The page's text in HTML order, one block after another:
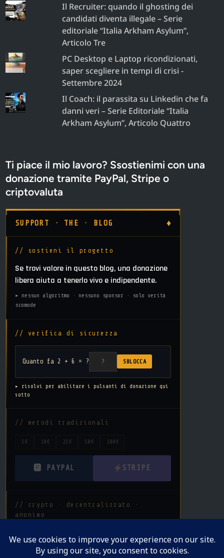
Il Recruiter: quando il ghosting dei
candidati diventa illegale – Serie
editoriale “Italia Arkham Asylum”,
Articolo Tre
PC Desktop e Laptop ricondizionati,
saper scegliere in tempi di crisi -
Settembre 2024
Il Coach: il parassita su Linkedin che fa
danni veri – Serie Editoriale “Italia
Arkham Asylum”, Articolo Quattro
Ti piace il mio lavoro? Ssostienimi con una
donazione tramite PayPal, Stripe o
criptovaluta
SUPPORT · THE · BLOG ♦
// sostieni il progetto
Se trovi valore in questo blog, una donazione
libera aiuta a tenerlo vivo e indipendente.
▸ nessun algoritmo · nessuno sponsor · solo verità
scomode
// verifica di sicurezza
Quanto fa 2 + 6 = ? SBLOCCA
▸ risolvi per abilitare i pulsanti di donazione qui
sotto
// metodi tradizionali
5€ 10€ 25€ 50€ 100€
🅿 PAYPAL STRIPE
// crypto · decentralizzato ·
anonimo
BTC ETH SOL ALTRA